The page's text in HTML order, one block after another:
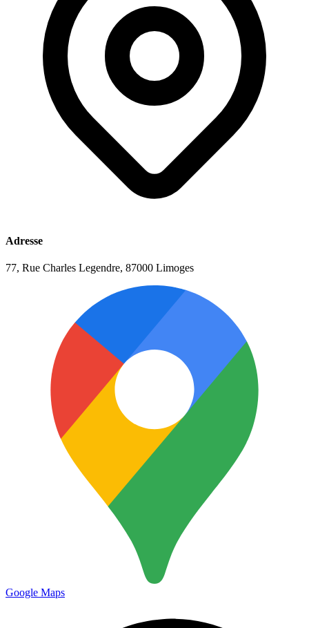
Adresse
77, Rue Charles Legendre, 87000 Limoges
Google Maps